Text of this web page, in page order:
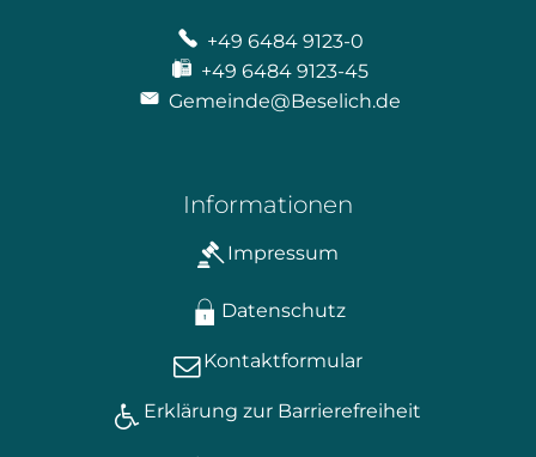
+49 6484 9123-0
+49 6484 9123-45
Gemeinde@Beselich.de
Informationen
Impressum
Datenschutz
Kontaktformular
Erklärung zur Barrierefreiheit